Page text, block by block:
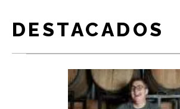
DESTACADOS